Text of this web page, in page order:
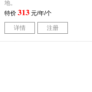
地。
特价 313 元/年/个
详情 注册